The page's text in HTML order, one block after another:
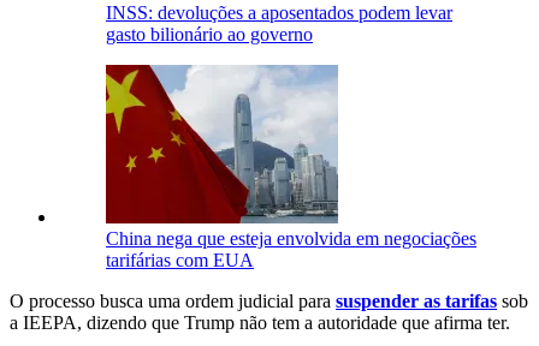
INSS: devoluções a aposentados podem levar
gasto bilionário ao governo
China nega que esteja envolvida em negociações
tarifárias com EUA
O processo busca uma ordem judicial para suspender as tarifas sob
a IEEPA, dizendo que Trump não tem a autoridade que afirma ter.